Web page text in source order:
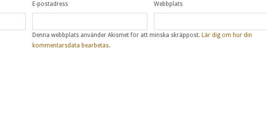
E-postadress Webbplats
Denna webbplats använder Akismet för att minska skräppost. Lär dig om hur din
kommentarsdata bearbetas.